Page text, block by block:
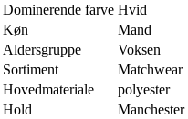
Dominerende farve Hvid
Køn
Mand
Aldersgruppe
Voksen
Sortiment
Matchwear
Hovedmateriale
polyester
Hold